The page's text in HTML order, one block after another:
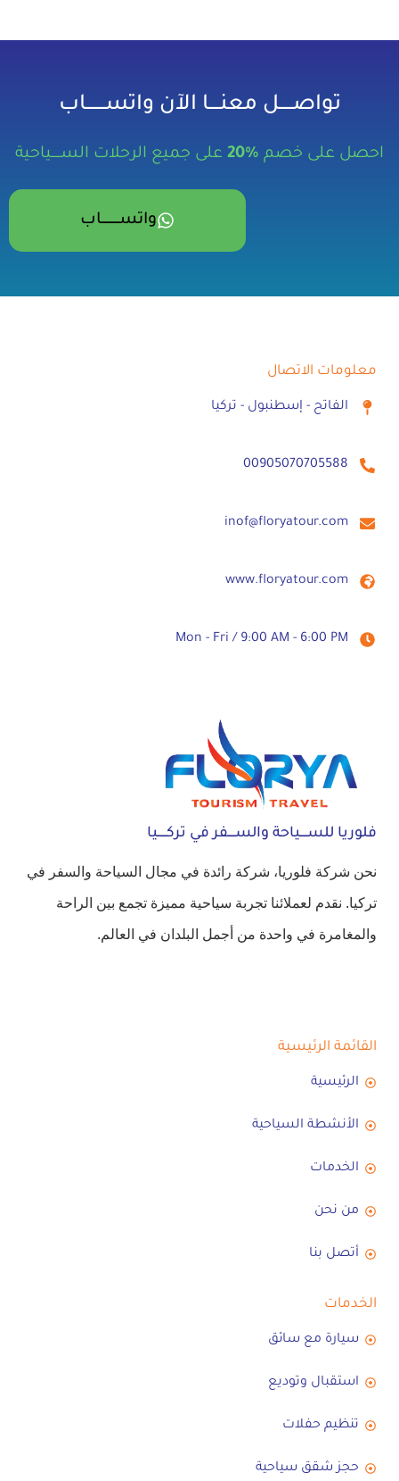
تواصـــــل معنــــا الآن واتســـــــاب
احصل على خصم %20 على جميع الرحلات الســـــياحية
واتســــــــــاب
معلومات الاتصال
الفاتح - إسطنبول - تركيا
00905070705588⁩
inof@floryatour.com
www.floryatour.com
Mon - Fri / 9:00 AM - 6:00 PM
فلوريا للســــياحة والســــفر في تركـــــيا
نحن شركة فلوريا، شركة رائدة في مجال السياحة والسفر في
تركيا. نقدم لعملائنا تجربة سياحية مميزة تجمع بين الراحة
والمغامرة في واحدة من أجمل البلدان في العالم.
القائمة الرئيسية
الرئيسية
الأنشطة السياحية
الخدمات
من نحن
أتصل بنا
الخدمات
سيارة مع سائق
استقبال وتوديع
تنظيم حفلات
حجز شقق سياحية